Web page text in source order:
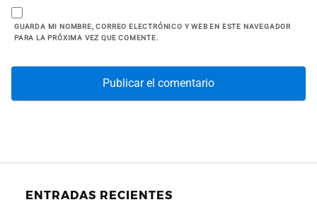
GUARDA MI NOMBRE, CORREO ELECTRÓNICO Y WEB EN ESTE NAVEGADOR
PARA LA PRÓXIMA VEZ QUE COMENTE.
ENTRADAS RECIENTES